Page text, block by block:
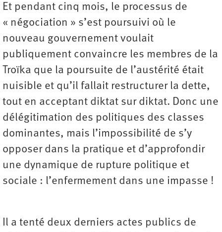
Et pendant cinq mois, le processus de
« négociation » s’est poursuivi où le
nouveau gouvernement voulait
publiquement convaincre les membres de la
Troïka que la poursuite de l’austérité était
nuisible et qu’il fallait restructurer la dette,
tout en acceptant diktat sur diktat. Donc une
délégitimation des politiques des classes
dominantes, mais l’impossibilité de s’y
opposer dans la pratique et d’approfondir
une dynamique de rupture politique et
sociale : l’enfermement dans une impasse !
Il a tenté deux derniers actes publics de